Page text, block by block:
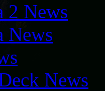
2 News
News
News